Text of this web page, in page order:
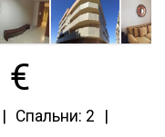
€
Спальни: 2